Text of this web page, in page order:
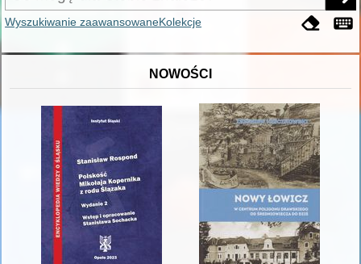
Wyszukiwanie zaawansowaneKolekcje
NOWOŚCI